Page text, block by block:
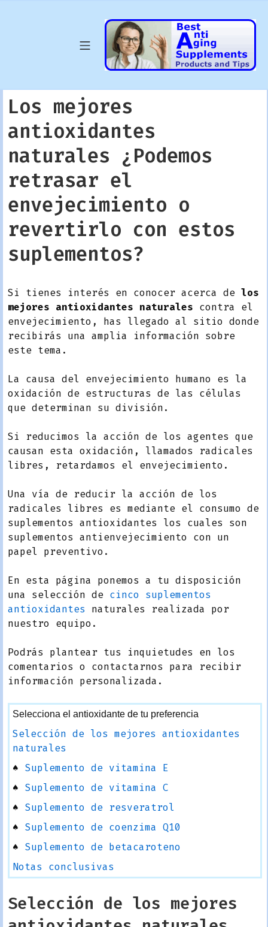
Mobile Menu
Los mejores
antioxidantes
naturales ¿Podemos
retrasar el
envejecimiento o
revertirlo con estos
suplementos?
Si tienes interés en conocer acerca de los
mejores antioxidantes naturales contra el
envejecimiento, has llegado al sitio donde
recibirás una amplia información sobre
este tema.
La causa del envejecimiento humano es la
oxidación de estructuras de las células
que determinan su división.
Si reducimos la acción de los agentes que
causan esta oxidación, llamados radicales
libres, retardamos el envejecimiento.
Una vía de reducir la acción de los
radicales libres es mediante el consumo de
suplementos antioxidantes los cuales son
suplementos antienvejecimiento con un
papel preventivo.
En esta página ponemos a tu disposición
una selección de cinco suplementos
antioxidantes naturales realizada por
nuestro equipo.
Podrás plantear tus inquietudes en los
comentarios o contactarnos para recibir
información personalizada.
Selecciona el antioxidante de tu preferencia
Selección de los mejores antioxidantes
naturales
♠ Suplemento de vitamina E
♠ Suplemento de vitamina C
♠ Suplemento de resveratrol
♠ Suplemento de coenzima Q10
♠ Suplemento de betacaroteno
Notas conclusivas
Selección de los mejores